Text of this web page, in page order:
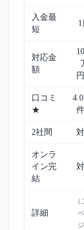
入金最
短
1
対応金
額
口コミ
★
件
2社間
オンラ
イン完
結
詳細
ジ